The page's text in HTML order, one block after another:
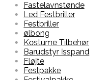
Fastelavnstønde
Led Festbriller
Festbriller
ølbong
Kostume Tilbehør
Barudstyr Isspand
Fløjte
Festpakke